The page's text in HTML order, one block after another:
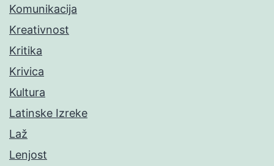
Komunikacija
Kreativnost
Kritika
Krivica
Kultura
Latinske Izreke
Laž
Lenjost